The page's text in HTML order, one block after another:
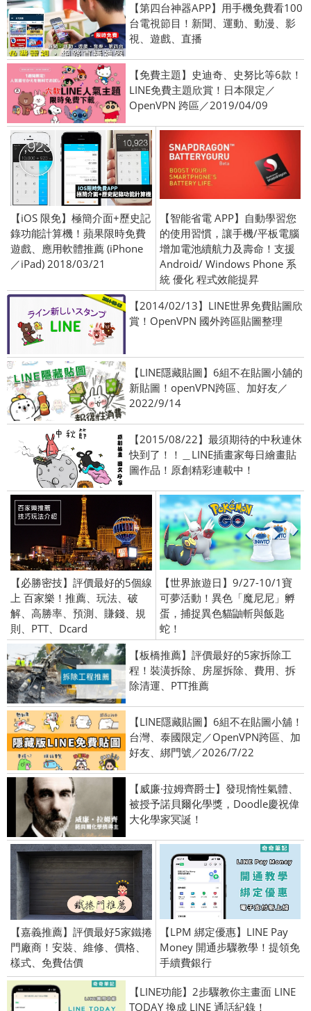
【第四台神器APP】用手機免費看100
台電視節目！新聞、運動、動漫、影
視、遊戲、直播
【免費主題】史迪奇、史努比等6款！
LINE免費主題欣賞！日本限定／
OpenVPN 跨區／2019/04/09
【iOS 限免】極簡介面+歷史記
錄功能計算機！蘋果限時免費
遊戲、應用軟體推薦 (iPhone
／iPad) 2018/03/21
【智能省電 APP】自動學習您
的使用習慣，讓手機/平板電腦
增加電池續航力及壽命！支援
Android/ Windows Phone 系
統 優化 程式效能提昇
【2014/02/13】LINE世界免費貼圖欣
賞！OpenVPN 國外跨區貼圖整理
【LINE隱藏貼圖】6組不在貼圖小舖的
新貼圖！openVPN跨區、加好友／
2022/9/14
【2015/08/22】最須期待的中秋連休
快到了！！＿LINE插畫家每日繪畫貼
圖作品！原創精彩連載中！
【必勝密技】評價最好的5個線
上 百家樂！推薦、玩法、破
解、高勝率、預測、賺錢、規
則、PTT、Dcard
【世界旅遊日】9/27-10/1寶
可夢活動！異色「魔尼尼」孵
蛋，捕捉異色貓鼬斬與飯匙
蛇！
【板橋推薦】評價最好的5家拆除工
程！裝潢拆除、房屋拆除、費用、拆
除清運、PTT推薦
【LINE隱藏貼圖】6組不在貼圖小舖！
台灣、泰國限定／OpenVPN跨區、加
好友、綁門號／2026/7/22
【威廉·拉姆齊爵士】發現惰性氣體、
被授予諾貝爾化學獎，Doodle慶祝偉
大化學家冥誕！
【嘉義推薦】評價最好5家鐵捲
門廠商！安裝、維修、價格、
樣式、免費估價
【LPM 綁定優惠】LINE Pay
Money 開通步驟教學！提領免
手續費銀行
【LINE功能】2步驟教你主畫面 LINE
TODAY 換成 LINE 通話紀錄！